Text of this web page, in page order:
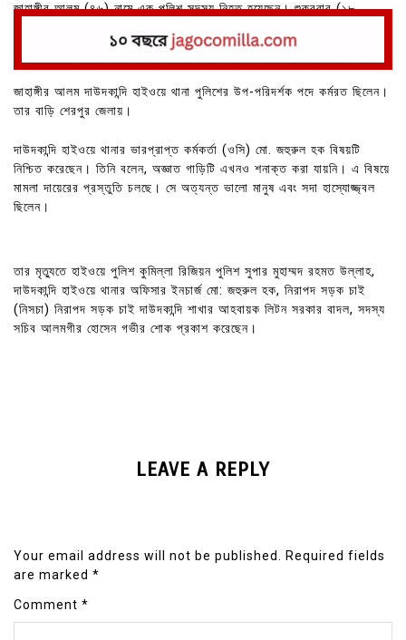
জাহাঙ্গীর আলম (৪৬) নামে এক পুলিশ সদস্য নিহত হয়েছেন। শুক্রবার (১৮
জাহাঙ্গীর আলম দাউদকান্দি হাইওয়ে থানা পুলিশের উপ-পরিদর্শক পদে কর্মরত ছিলেন।
তার বাড়ি শেরপুর জেলায়।
দাউদকান্দি হাইওয়ে থানার ভারপ্রাপ্ত কর্মকর্তা (ওসি) মো. জহুরুল হক বিষয়টি
নিশ্চিত করেছেন। তিনি বলেন, অজ্ঞাত গাড়িটি এখনও শনাক্ত করা যায়নি। এ বিষয়ে
মামলা দায়েরের প্রস্তুতি চলছে। সে অত্যন্ত ভালো মানুষ এবং সদা হাস্যোজ্জ্বল
ছিলেন।
তার মৃত্যুতে হাইওয়ে পুলিশ কুমিল্লা রিজিয়ন পুলিশ সুপার মুহাম্মদ রহমত উল্লাহ,
দাউদকান্দি হাইওয়ে থানার অফিসার ইনচার্জ মো: জহুরুল হক, নিরাপদ সড়ক চাই
(নিসচা) নিরাপদ সড়ক চাই দাউদকান্দি শাখার আহবায়ক লিটন সরকার বাদল, সদস্য
সচিব আলমগীর হোসেন গভীর শোক প্রকাশ করেছেন।
LEAVE A REPLY
Your email address will not be published.
Required fields
are marked *
Comment *